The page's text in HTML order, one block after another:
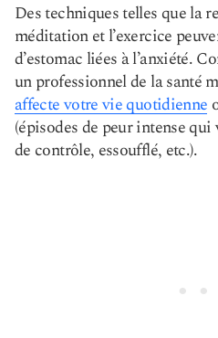
Des techniques telles que la
méditation et l’exercice
d’estomac liées à l’anxiété.
un professionnel de la santé
affecte votre vie quotidienne
(épisodes de peur intense
de contrôle, essoufflé, etc.).